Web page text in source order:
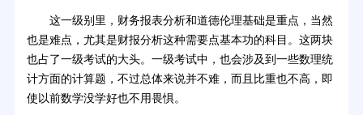
这一级别里，财务报表分析和道德伦理基础是重点，当然
也是难点，尤其是财报分析这种需要点基本功的科目。这两块
也占了一级考试的大头。一级考试中，也会涉及到一些数理统
计方面的计算题，不过总体来说并不难，而且比重也不高，即
使以前数学没学好也不用畏惧。